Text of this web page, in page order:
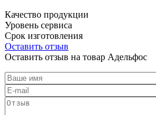
Качество продукции
Уровень сервиса
Срок изготовления
Оставить отзыв
Оставить отзыв на товар Адельфос